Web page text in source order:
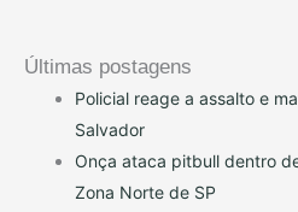
Últimas postagens
Policial reage a assalto e
Salvador
Onça ataca pitbull dentro
Zona Norte de SP